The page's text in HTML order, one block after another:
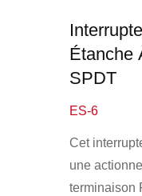
Étanche
SPDT
ES-6
Cet
une
terminaison